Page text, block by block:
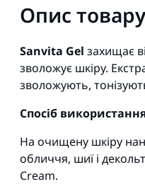
Опис товару
Sanvita Gel захищає
зволожує шкіру.
зволожують,
Спосіб
На очищену шкіру
обличчя, шиї і
Cream.